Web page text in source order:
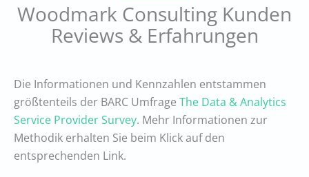
Woodmark Consulting Kunden
Reviews & Erfahrungen
Die Informationen und Kennzahlen entstammen
größtenteils der BARC Umfrage The Data & Analytics
Service Provider Survey. Mehr Informationen zur
Methodik erhalten Sie beim Klick auf den
entsprechenden Link.